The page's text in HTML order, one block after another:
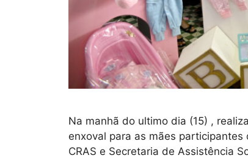
Na manhã do ultimo dia (15) ,
enxoval para as mães
CRAS e Secretaria de Assistência